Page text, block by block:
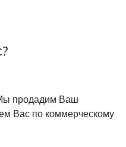
продадим Ваш
Вас по коммерческому